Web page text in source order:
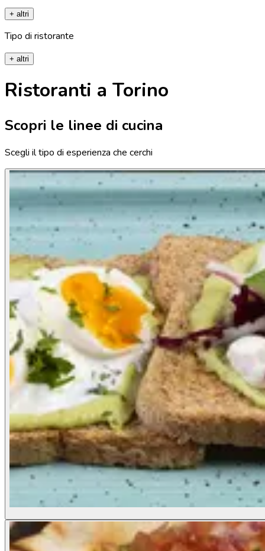
+ altri
Tipo di ristorante
+ altri
Ristoranti a Torino
Scopri le linee di cucina
Scegli il tipo di esperienza che cerchi